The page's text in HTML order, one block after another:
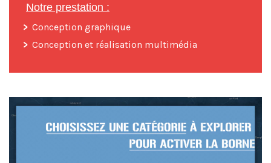
Notre prestation :
Conception graphique
Conception et réalisation multimédia